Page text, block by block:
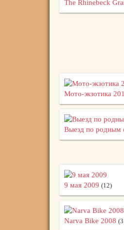
The Rhinebeck
Мото-экзотика
Выезд по родным
9 мая 2009 (12)
Narva Bike 2008